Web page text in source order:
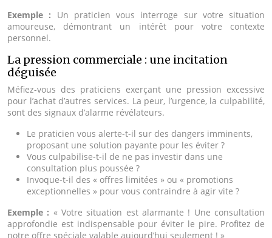
Exemple : Un praticien vous interroge sur votre situation
amoureuse, démontrant un intérêt pour votre contexte
personnel.
La pression commerciale : une incitation
déguisée
Méfiez-vous des praticiens exerçant une pression excessive
pour l’achat d’autres services. La peur, l’urgence, la culpabilité,
sont des signaux d’alarme révélateurs.
Le praticien vous alerte-t-il sur des dangers imminents,
proposant une solution payante pour les éviter ?
Vous culpabilise-t-il de ne pas investir dans une
consultation plus poussée ?
Invoque-t-il des « offres limitées » ou « promotions
exceptionnelles » pour vous contraindre à agir vite ?
Exemple : « Votre situation est alarmante ! Une consultation
approfondie est indispensable pour éviter le pire. Profitez de
notre offre spéciale valable aujourd’hui seulement ! »